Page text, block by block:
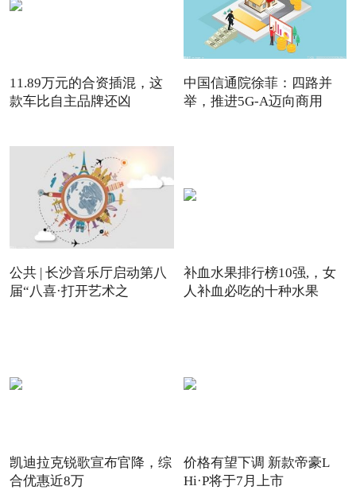
11.89万元的合资插混，这
款车比自主品牌还凶
中国信通院徐菲：四路并
举，推进5G-A迈向商用
公共 | 长沙音乐厅启动第八
届“八喜·打开艺术之
补血水果排行榜10强,，女
人补血必吃的十种水果
凯迪拉克锐歌宣布官降，综
合优惠近8万
价格有望下调 新款帝豪L
Hi·P将于7月上市